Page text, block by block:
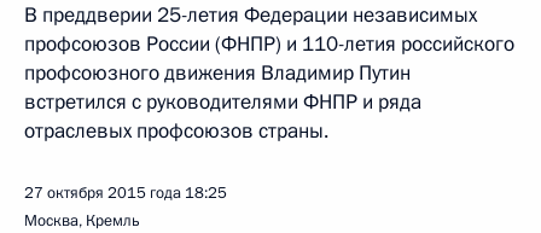
В преддверии 25-летия Федерации независимых
профсоюзов России (ФНПР) и 110-летия российского
профсоюзного движения Владимир Путин
встретился с руководителями ФНПР и ряда
отраслевых профсоюзов страны.
27 октября 2015 года 18:25
Москва, Кремль